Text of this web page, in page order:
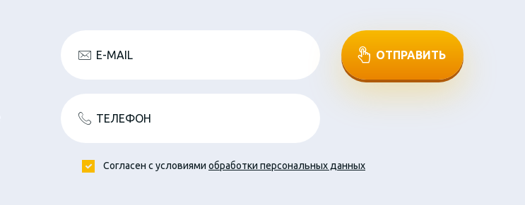
E-MAIL
ТЕЛЕФОН
ОТПРАВИТЬ
Согласен с условиями обработки персональных данных